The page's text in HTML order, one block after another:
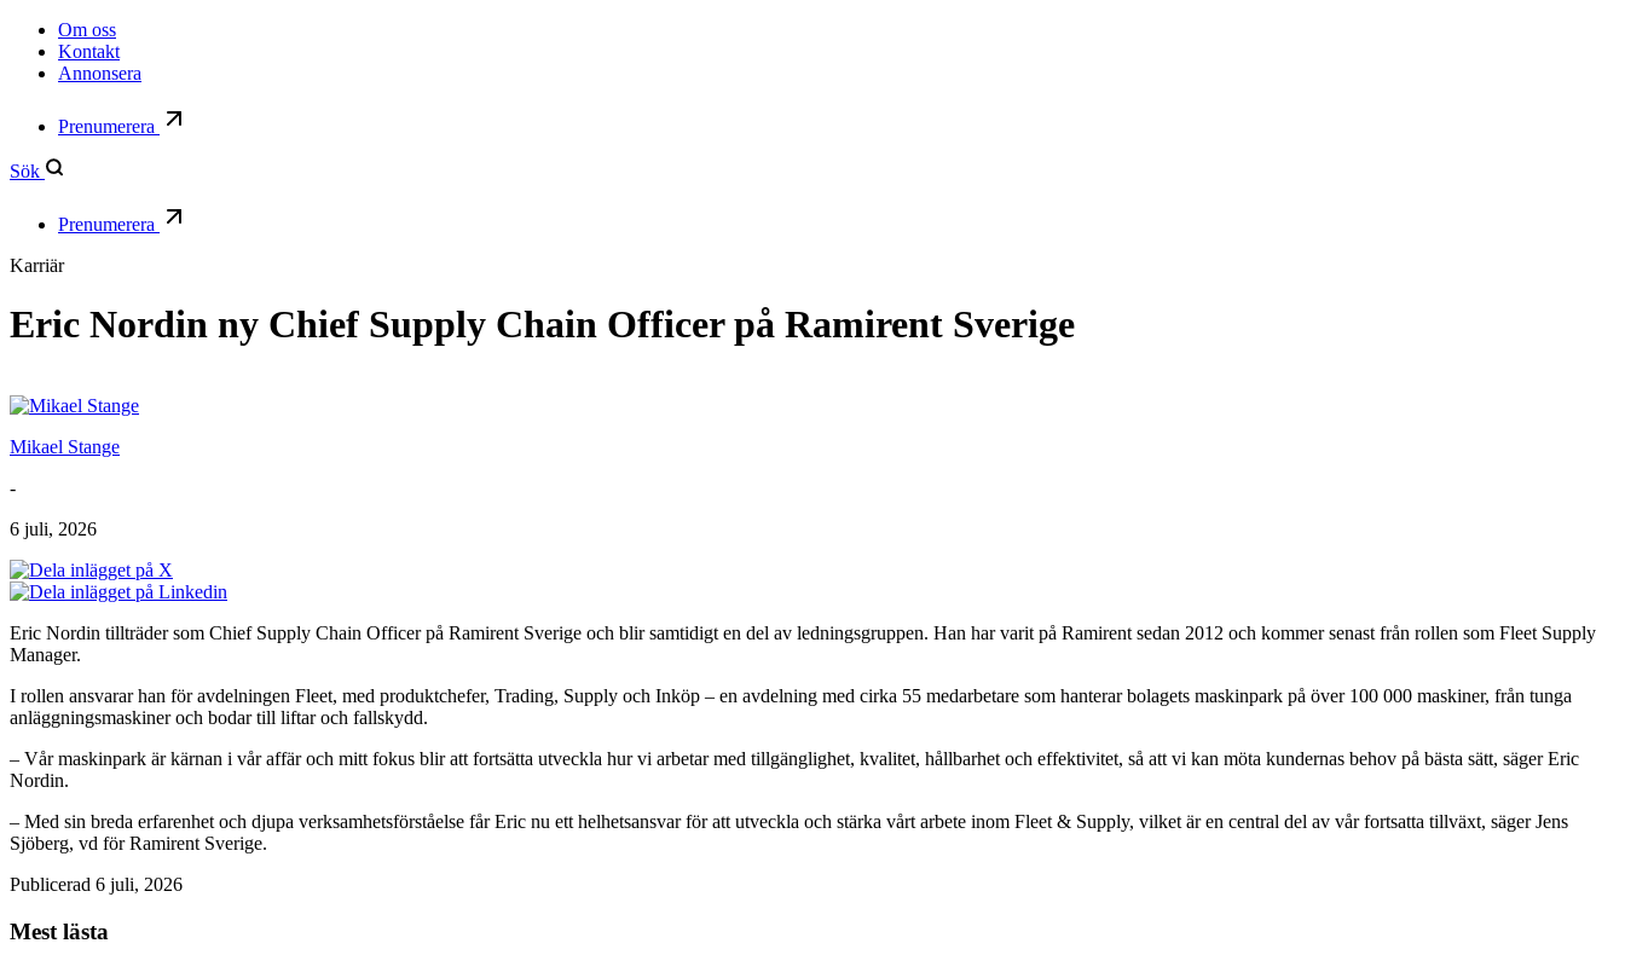
Om oss
Kontakt
Annonsera
Prenumerera
Sök
Prenumerera
Karriär
Eric Nordin ny Chief Supply Chain Officer på Ramirent Sverige
Mikael Stange
-
6 juli, 2026
Eric Nordin tillträder som Chief Supply Chain Officer på Ramirent Sverige och blir samtidigt en del av ledningsgruppen. Han har varit på Ramirent sedan 2012 och kommer senast från rollen som Fleet Supply
Manager.
I rollen ansvarar han för avdelningen Fleet, med produktchefer, Trading, Supply och Inköp – en avdelning med cirka 55 medarbetare som hanterar bolagets maskinpark på över 100 000 maskiner, från tunga
anläggningsmaskiner och bodar till liftar och fallskydd.
– Vår maskinpark är kärnan i vår affär och mitt fokus blir att fortsätta utveckla hur vi arbetar med tillgänglighet, kvalitet, hållbarhet och effektivitet, så att vi kan möta kundernas behov på bästa sätt, säger Eric
Nordin.
– Med sin breda erfarenhet och djupa verksamhetsförståelse får Eric nu ett helhetsansvar för att utveckla och stärka vårt arbete inom Fleet & Supply, vilket är en central del av vår fortsatta tillväxt, säger Jens
Sjöberg, vd för Ramirent Sverige.
Publicerad 6 juli, 2026
Mest lästa